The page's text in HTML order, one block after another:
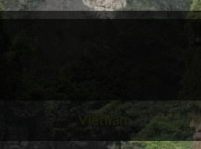
Voyage
Vietnam